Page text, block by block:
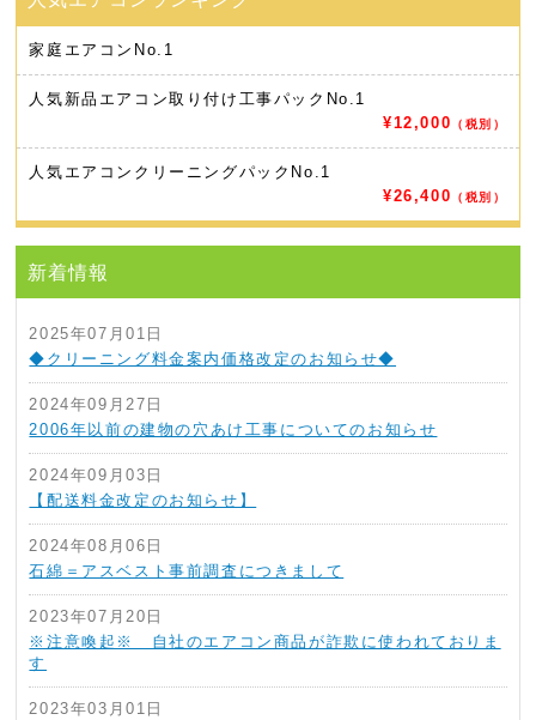
家庭エアコン No.1
人気新品エアコン取り付け工事パック No.1
¥12,000
（税別）
人気エアコンクリーニングパック No.1
¥26,400
（税別）
新着情報
2025年07月01日
◆クリーニング料金案内価格改定のお知らせ◆
2024年09月27日
2006年以前の建物の穴あけ工事についてのお知らせ
2024年09月03日
【配送料金改定のお知らせ】
2024年08月06日
石綿＝アスベスト事前調査につきまして
2023年07月20日
※注意喚起※ 自社のエアコン商品が詐欺に使われておりま
す
2023年03月01日